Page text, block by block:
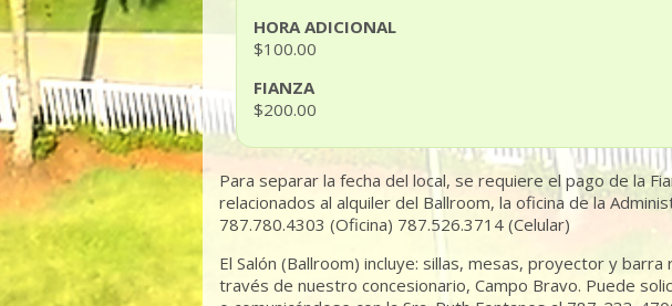
HORA ADICIONAL
$100.00
FIANZA
$200.00
Para separar la fecha del local, se requiere el pago de la
relacionados al alquiler del Ballroom, la oficina de la
787.780.4303 (Oficina) 787.526.3714 (Celular)
El Salón (Ballroom) incluye: sillas, mesas, proyector y
través de nuestro concesionario, Campo Bravo. Puede